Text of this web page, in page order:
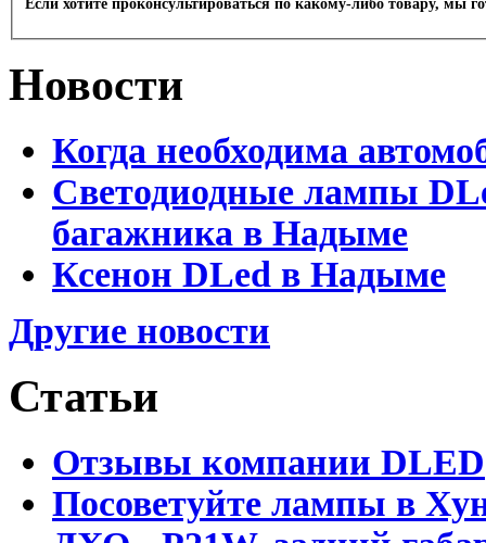
Если хотите проконсультироваться по какому-либо товару, мы
Новости
Когда необходима
Светодиодные лампы
багажника в Надыме
Ксенон DLed в Надыме
Другие новости
Статьи
Отзывы компании DLED
Посоветуйте лампы в